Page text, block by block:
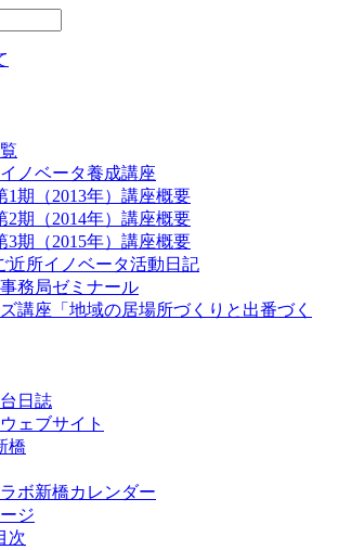
ノベータ養成講座
1期（2013年）講座概要
2期（2014年）講座概要
3期（2015年）講座概要
近所イノベータ活動日記
務局ゼミナール
講座「地域の居場所づくりと出番づく
日誌
ェブサイト
橋
ボ新橋カレンダー
ジ
次